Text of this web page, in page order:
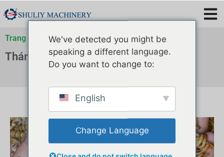
Trang chủ »Lưu trữ cho»Lưu trữ cho»Lưu trữ cho
Tháng 6 28, 2022
We've detected you might be
speaking a different language.
Do you want to change to:
English
Change Language